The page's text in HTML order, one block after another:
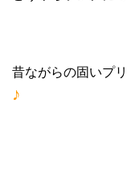
昔ながらの固いプ
♪